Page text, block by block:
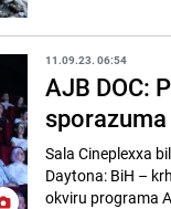
11.09.23. 06:54
AJB DOC:
sporazuma
Sala Cineplexxa
Daytona: BiH –
okviru programa